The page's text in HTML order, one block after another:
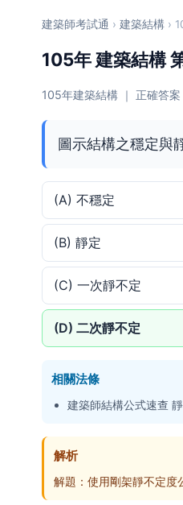
建築師考試通 › 建築結構 ›
105年 建築結構
105年建築結構 ｜ 正確答案
圖示結構之穩定與
(A) 不穩定
(B) 靜定
(C) 一次靜不定
(D) 二次靜不定
相關法條
建築師結構公式速查
解析
解題：使用剛架靜不定